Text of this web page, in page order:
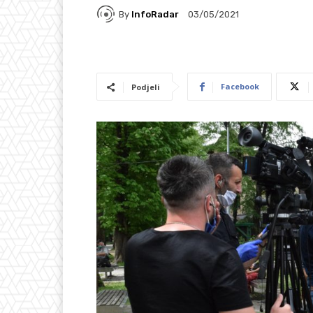
By InfoRadar 03/05/2021
Podjeli Facebook